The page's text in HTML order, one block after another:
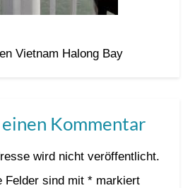
Vietnam Halong Bay
Kommentar
wird nicht veröffentlicht.
Felder sind mit *markiert